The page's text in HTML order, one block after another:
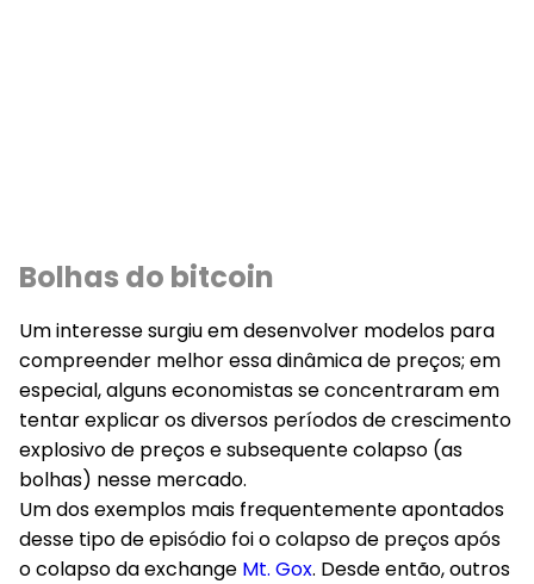
Bolhas do bitcoin
Um interesse surgiu em desenvolver modelos para
compreender melhor essa dinâmica de preços; em
especial, alguns economistas se concentraram em
tentar explicar os diversos períodos de crescimento
explosivo de preços e subsequente colapso (as
bolhas) nesse mercado.
Um dos exemplos mais frequentemente apontados
desse tipo de episódio foi o colapso de preços após
o colapso da exchange Mt. Gox. Desde então, outros